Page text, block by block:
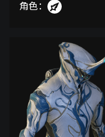
角色：